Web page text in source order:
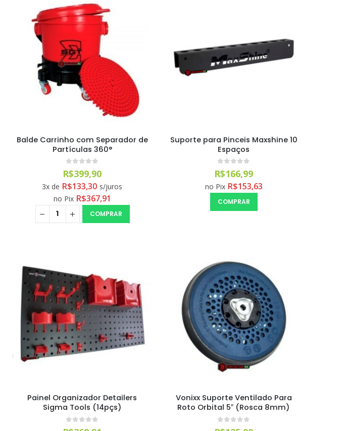
Balde Carrinho com Separador de
Partículas 360°
0out of 5
R$399,90
3x de R$133,30 s/juros
no Pix R$367,91
COMPRAR
Suporte para Pinceis Maxshine 10
Espaços
0out of 5
R$166,99
no Pix R$153,63
COMPRAR
Painel Organizador Detailers
Sigma Tools (14pçs)
Vonixx Suporte Ventilado Para
Roto Orbital 5″ (Rosca 8mm)